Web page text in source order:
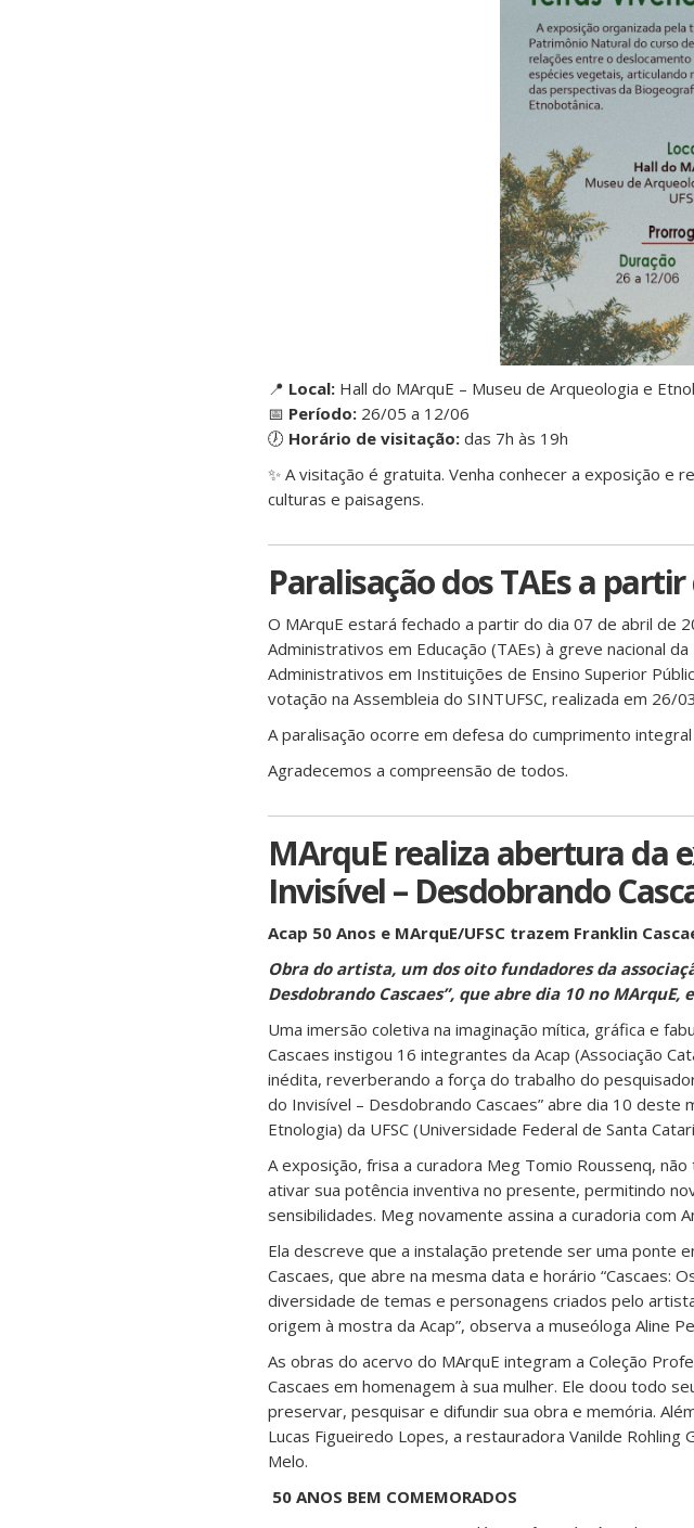
📍 Local: Hall do MArquE – Museu de Arqueologia e
📅 Período: 26/05 a 12/06
🕖 Horário de visitação: das 7h às 19h
✨ A visitação é gratuita. Venha conhecer a exposição
culturas e paisagens.
Paralisação dos TAEs a
O MArquE estará fechado a partir do dia 07 de abril de
Administrativos em Educação (TAEs) à greve nacional
Administrativos em Instituições de Ensino Superior
votação na Assembleia do SINTUFSC, realizada em 26/
A paralisação ocorre em defesa do cumprimento
Agradecemos a compreensão de todos.
MArquE realiza abertura da
Invisível – Desdobrando
Acap 50 Anos e MArquE/UFSC trazem Franklin
Obra do artista, um dos oito fundadores da
Desdobrando Cascaes”, que abre dia 10 no
Uma imersão coletiva na imaginação mítica, gráfica e
Cascaes instigou 16 integrantes da Acap (Associação
inédita, reverberando a força do trabalho do
do Invisível – Desdobrando Cascaes” abre dia 10 deste
Etnologia) da UFSC (Universidade Federal de Santa
A exposição, frisa a curadora Meg Tomio Roussenq,
ativar sua potência inventiva no presente, permitindo
sensibilidades. Meg novamente assina a curadoria com
Ela descreve que a instalação pretende ser uma ponte
Cascaes, que abre na mesma data e horário “Cascaes:
diversidade de temas e personagens criados pelo
origem à mostra da Acap”, observa a museóloga Aline
As obras do acervo do MArquE integram a Coleção
Cascaes em homenagem à sua mulher. Ele doou todo
preservar, pesquisar e difundir sua obra e memória.
Lucas Figueiredo Lopes, a restauradora Vanilde Rohling
Melo.
50 ANOS BEM COMEMORADOS